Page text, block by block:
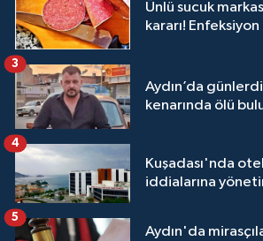
Ünlü sucuk
kararı!
Aydın’da
kenarında ölü
3
Kuşadası'nda
iddialarına
4
Aydın'da
5